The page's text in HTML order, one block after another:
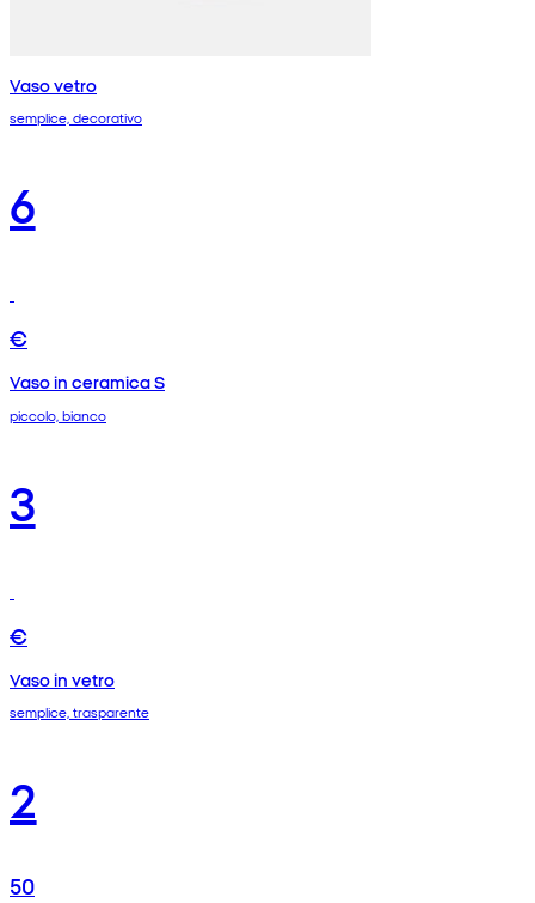
Vaso vetro
semplice, decorativo
6
€
Vaso in ceramica S
piccolo, bianco
3
€
Vaso in vetro
semplice, trasparente
2
50